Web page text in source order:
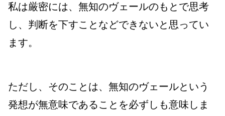
私は厳密には、無知のヴェールのもとで思考
し、判断を下すことなどできないと思ってい
ます。
ただし、そのことは、無知のヴェールという
発想が無意味であることを必ずしも意味しま